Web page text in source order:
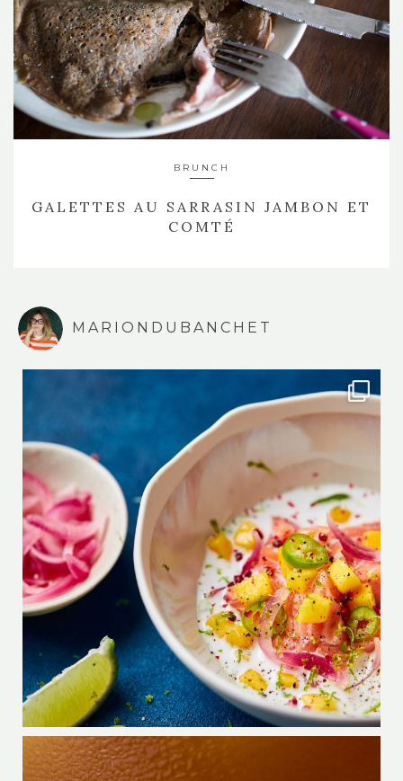
BRUNCH
GALETTES AU SARRASIN JAMBON ET
COMTÉ
MARIONDUBANCHET